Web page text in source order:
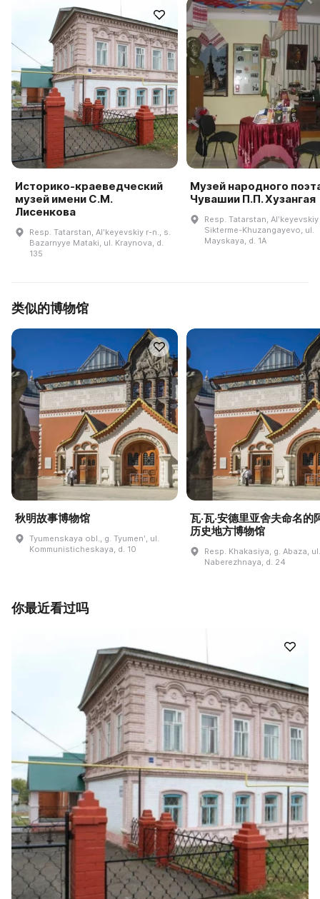
Историко-краеведческий
музей имени С.М.
Лисенкова
Resp. Tatarstan, Alʹkeyevskiy r-n., s.
Bazarnyye Mataki, ul. Kraynova, d.
135
Музей народного
Чувашии П.П. Хузангая
Resp. Tatarstan,
Sikterme-Khuzangayevo, ul.
Mayskaya, d. 1A
类似的博物馆
秋明故事博物馆
Tyumenskaya obl., g. Tyumenʹ, ul.
Kommunisticheskaya, d. 10
瓦·瓦·安德里亚舍夫命名的
历史地方博物馆
Resp. Khakasiya, g. Abaza, ul.
Naberezhnaya, d. 24
你最近看过吗